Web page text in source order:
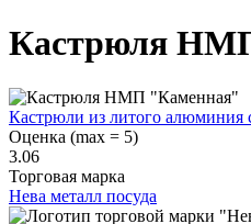
Кастрюля
Кастрюли из литого
Оценка (max = 5)
3.06
Торговая марка
Нева металл посуда